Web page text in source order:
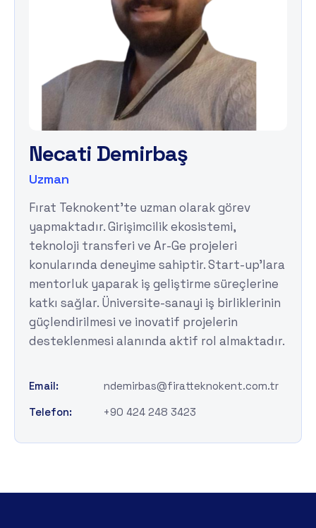
Necati Demirbaş
Uzman
Fırat Teknokent'te uzman olarak görev
yapmaktadır. Girişimcilik ekosistemi,
teknoloji transferi ve Ar-Ge projeleri
konularında deneyime sahiptir. Start-up’lara
mentorluk yaparak iş geliştirme süreçlerine
katkı sağlar. Üniversite-sanayi iş birliklerinin
güçlendirilmesi ve inovatif projelerin
desteklenmesi alanında aktif rol almaktadır.
Email:
ndemirbas@firatteknokent.com.tr
Telefon:
+90 424 248 3423